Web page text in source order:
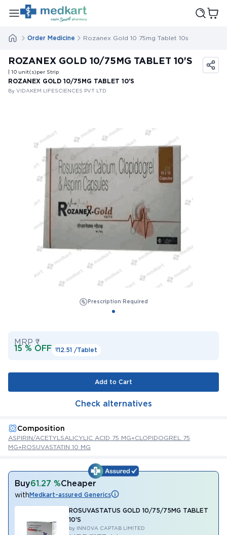
Order Medicine Rozanex Gold 10 75mg Tablet 10s
ROZANEX GOLD 10/75MG TABLET 10'S
| 10 unit(s)per Strip
ROZANEX GOLD 10/75MG TABLET 10'S
By VIDAKEM LIFESCIENCES PVT LTD
Prescription Required
MRP ₹
15 % OFF ₹12.51 /Tablet
Add to Cart
Check alternatives
Composition
ASPIRIN/ACETYLSALICYLIC ACID 75 MG+CLOPIDOGREL 75
MG+ROSUVASTATIN 10 MG
Buy61.27 %Cheaper
withMedkart-assured Generics
ROSUVASTATUS GOLD 10/75/75MG TABLET
10'S
by INNOVA CAPTAB LIMITED